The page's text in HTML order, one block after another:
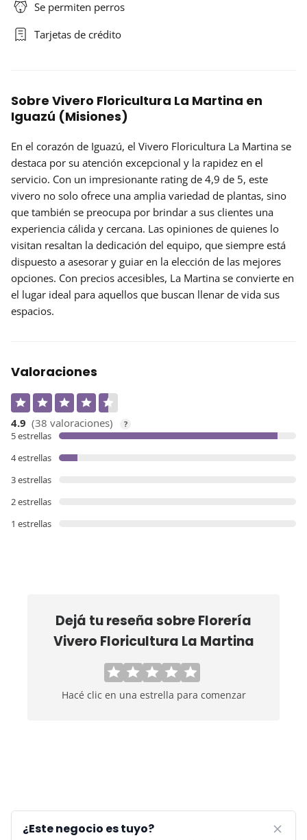
Se permiten perros
Tarjetas de crédito
Sobre Vivero Floricultura La Martina en
Iguazú (Misiones)
En el corazón de Iguazú, el Vivero Floricultura La Martina se
destaca por su atención excepcional y la rapidez en el
servicio. Con un impresionante rating de 4,9 de 5, este
vivero no solo ofrece una amplia variedad de plantas, sino
que también se preocupa por brindar a sus clientes una
experiencia cálida y cercana. Las opiniones de quienes lo
visitan resaltan la dedicación del equipo, que siempre está
dispuesto a asesorar y guiar en la elección de las mejores
opciones. Con precios accesibles, La Martina se convierte en
el lugar ideal para aquellos que buscan llenar de vida sus
espacios.
Valoraciones
4.9 (38 valoraciones) ?
5 estrellas
4 estrellas
3 estrellas
2 estrellas
1 estrellas
Dejá tu reseña sobreFlorería
Vivero Floricultura La Martina
Hacé clic en una estrella para comenzar
¿Este negocio es tuyo?